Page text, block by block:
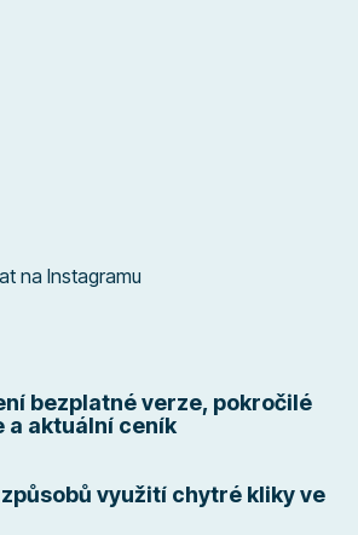
na Instagramu
bezplatné verze, pokročilé
a aktuální ceník
využití chytré kliky ve